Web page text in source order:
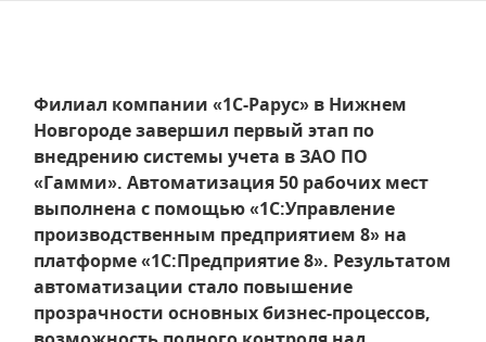
Филиал компании «1С-Рарус» в Нижнем
Новгороде завершил первый этап по
внедрению системы учета в ЗАО ПО
«Гамми». Автоматизация 50 рабочих мест
выполнена с помощью «1С:Управление
производственным предприятием 8» на
платформе «1С:Предприятие 8». Результатом
автоматизации стало повышение
прозрачности основных бизнес-процессов,